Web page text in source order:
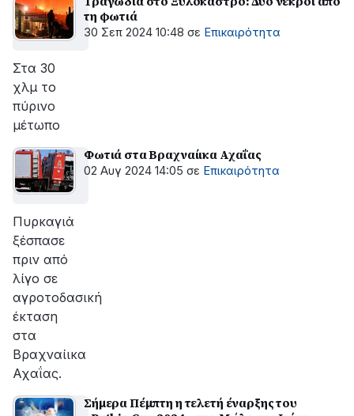
τη φωτιά
30 Σεπ 2024 10:48 σε Επικαιρότητα
Στα 30
χλμ το
πύρινο
μέτωπο
Φωτιά στα Βραχναίικα Αχαΐας
02 Αυγ 2024 14:05 σε Επικαιρότητα
Πυρκαγιά
ξέσπασε
πριν από
λίγο σε
αγροτοδασική
έκταση
στα
Βραχναίικα
Αχαΐας.
Σήμερα Πέμπτη η τελετή έναρξης του